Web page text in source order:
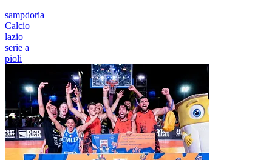
sampdoria
Calcio
lazio
serie a
pioli